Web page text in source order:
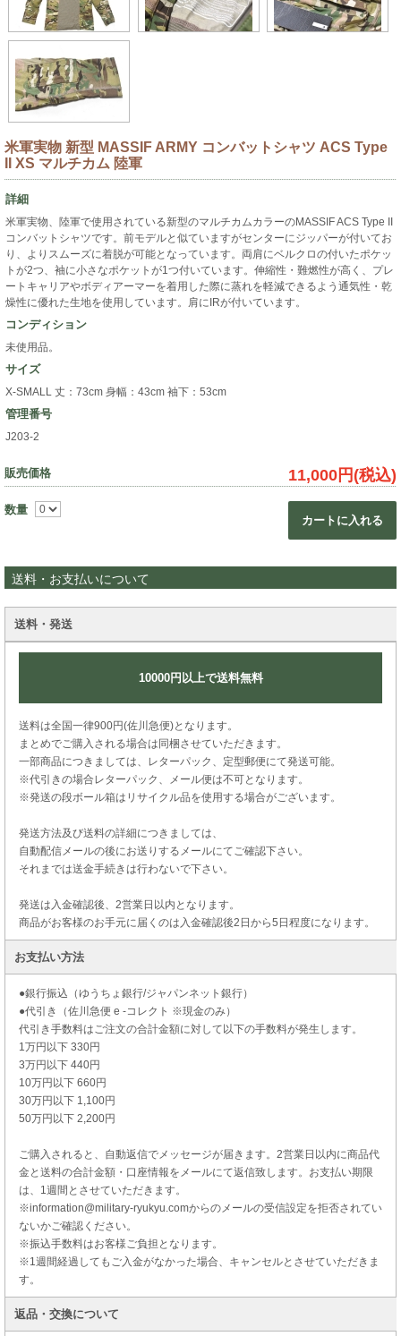
米軍実物 新型 MASSIF ARMY コンバットシャツ ACS Type
II XS マルチカム 陸軍
詳細
米軍実物、陸軍で使用されている新型のマルチカムカラーのMASSIF ACS Type II
コンバットシャツです。前モデルと似ていますがセンターにジッパーが付いてお
り、よりスムーズに着脱が可能となっています。両肩にベルクロの付いたポケッ
トが2つ、袖に小さなポケットが1つ付いています。伸縮性・難燃性が高く、プレ
ートキャリアやボディアーマーを着用した際に蒸れを軽減できるよう通気性・乾
燥性に優れた生地を使用しています。肩にIRが付いています。
コンディション
未使用品。
サイズ
X-SMALL 丈：73cm 身幅：43cm 袖下：53cm
管理番号
J203-2
販売価格 11,000円(税込)
数量
カートに入れる
送料・お支払いについて
送料・発送
10000円以上で送料無料
送料は全国一律900円(佐川急便)となります。
まとめでご購入される場合は同梱させていただきます。
一部商品につきましては、レターパック、定型郵便にて発送可能。
※代引きの場合レターパック、メール便は不可となります。
※発送の段ボール箱はリサイクル品を使用する場合がございます。
発送方法及び送料の詳細につきましては、
自動配信メールの後にお送りするメールにてご確認下さい。
それまでは送金手続きは行わないで下さい。
発送は入金確認後、2営業日以内となります。
商品がお客様のお手元に届くのは入金確認後2日から5日程度になります。
お支払い方法
●銀行振込（ゆうちょ銀行/ジャパンネット銀行）
●代引き（佐川急便 e -コレクト ※現金のみ）
代引き手数料はご注文の合計金額に対して以下の手数料が発生します。
1万円以下 330円
3万円以下 440円
10万円以下 660円
30万円以下 1,100円
50万円以下 2,200円
ご購入されると、自動返信でメッセージが届きます。2営業日以内に商品代
金と送料の合計金額・口座情報をメールにて返信致します。お支払い期限
は、1週間とさせていただきます。
※information@military-ryukyu.comからのメールの受信設定を拒否されてい
ないかご確認ください。
※振込手数料はお客様ご負担となります。
※1週間経過してもご入金がなかった場合、キャンセルとさせていただきま
す。
返品・交換について